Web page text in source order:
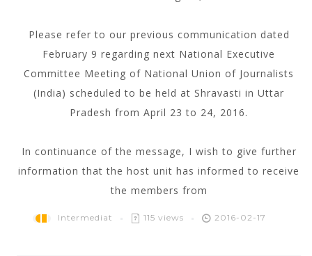
Please refer to our previous communication dated
February 9 regarding next National Executive
Committee Meeting of National Union of Journalists
(India) scheduled to be held at Shravasti in Uttar
Pradesh from April 23 to 24, 2016.
In continuance of the message, I wish to give further
information that the host unit has informed to receive
the members from
Intermediat 115 views 2016-02-17